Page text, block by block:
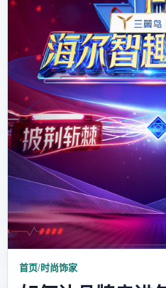
家具知识
家装攻略
首页/时尚饰家